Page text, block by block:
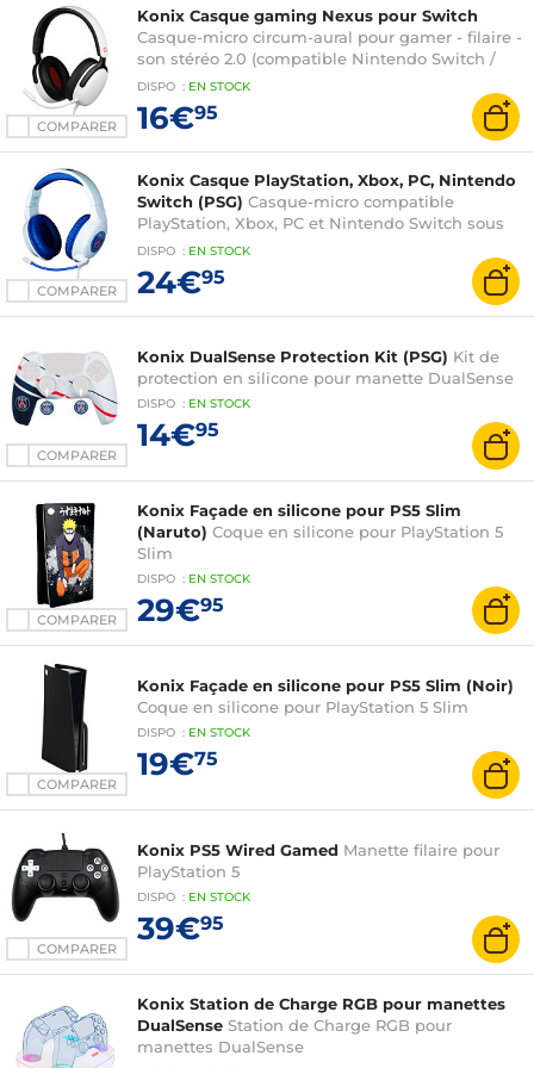
COMPARER
Konix Casque gaming Nexus pour Switch
Casque-micro circum-aural pour gamer - filaire -
son stéréo 2.0 (compatible Nintendo Switch /
Nintendo Switch 2)
DISPO : EN STOCK
16€95
COMPARER
Konix Casque PlayStation, Xbox, PC, Nintendo
Switch (PSG) Casque-micro compatible
PlayStation, Xbox, PC et Nintendo Switch sous
licence officielle du Paris Saint-Germain
DISPO : EN STOCK
24€95
COMPARER
Konix DualSense Protection Kit (PSG) Kit de
protection en silicone pour manette DualSense
DISPO : EN STOCK
14€95
COMPARER
Konix Façade en silicone pour PS5 Slim
(Naruto) Coque en silicone pour PlayStation 5
Slim
DISPO : EN STOCK
29€95
COMPARER
Konix Façade en silicone pour PS5 Slim (Noir)
Coque en silicone pour PlayStation 5 Slim
DISPO : EN STOCK
19€75
COMPARER
Konix PS5 Wired Gamed Manette filaire pour
PlayStation 5
DISPO : EN STOCK
39€95
Konix Station de Charge RGB pour manettes
DualSense Station de Charge RGB pour
manettes DualSense